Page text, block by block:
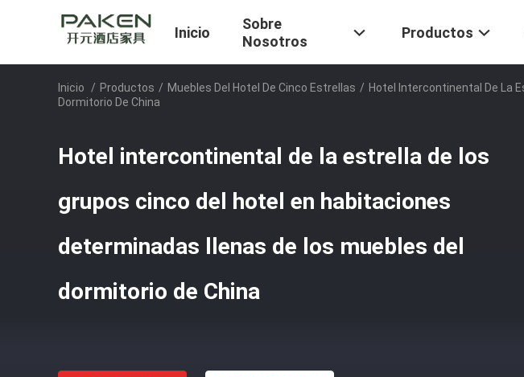
Inicio
Sobre
Nosotros
Productos
Inicio / Productos / Muebles Del Hotel De Cinco Estrellas / Hotel Intercontinental De La
Dormitorio De China
Hotel intercontinental de la estrella de los
grupos cinco del hotel en habitaciones
determinadas llenas de los muebles del
dormitorio de China